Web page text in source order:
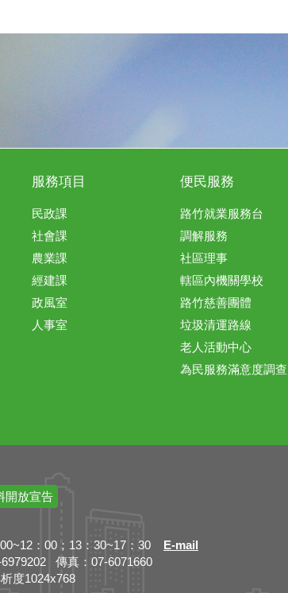
服務項目
民政課
社會課
農業課
經建課
政風室
人事室
便民服務
路竹就業服務台
調解服務
社區理事
轄區內機關學校
路竹慈善團體
垃圾清運路線
老人活動中心
為民服務滿意度調查
開放宣告
：00；13：30~17：30 E-mail
傳真：07-6071660
度1024x768